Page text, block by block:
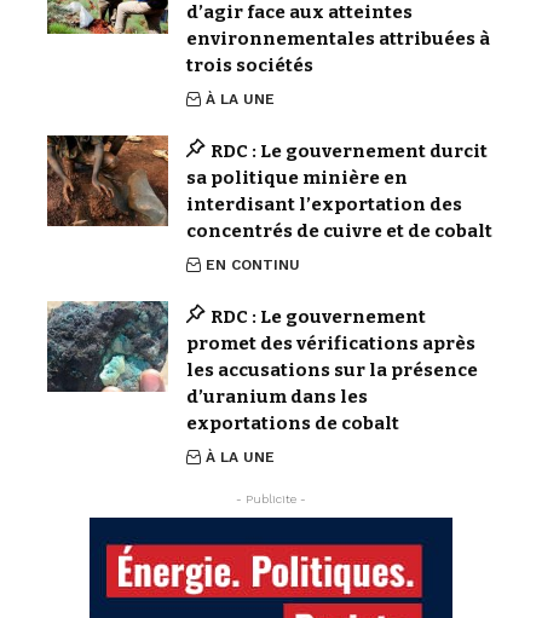
d’agir face aux atteintes
environnementales attribuées à
trois sociétés
À LA UNE
RDC : Le gouvernement durcit
sa politique minière en
interdisant l’exportation des
concentrés de cuivre et de cobalt
EN CONTINU
RDC : Le gouvernement
promet des vérifications après
les accusations sur la présence
d’uranium dans les
exportations de cobalt
À LA UNE
- Publicite -